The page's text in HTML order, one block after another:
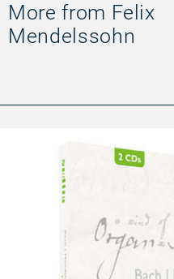
More from Felix
Mendelssohn